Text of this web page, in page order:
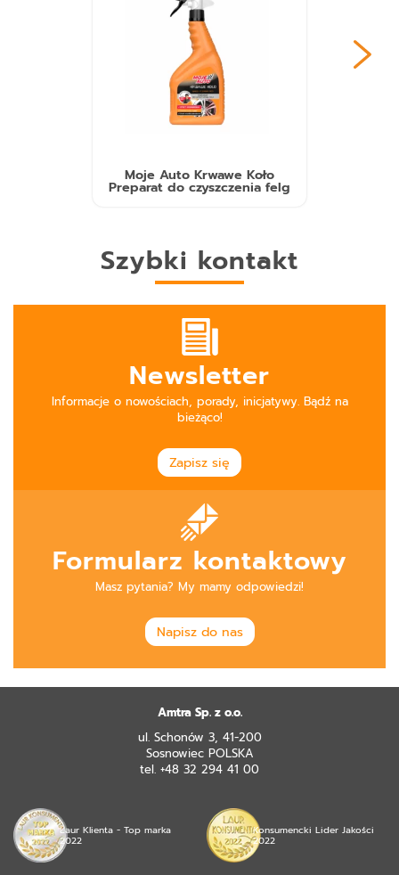
Moje Auto Krwawe Koło
Preparat do czyszczenia felg
Szybki kontakt
Newsletter
Informacje o nowościach, porady, inicjatywy. Bądź na
bieżąco!
Zapisz się
Formularz kontaktowy
Masz pytania? My mamy odpowiedzi!
Napisz do nas
Amtra Sp. z o.o.
ul. Schonów 3, 41-200
Sosnowiec POLSKA
tel. +48 32 294 41 00
Laur Klienta - Top marka
2022
Konsumencki Lider Jakości
2022